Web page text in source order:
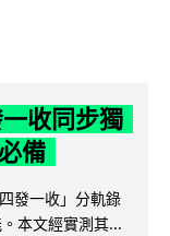
收同步獨
備
發一收」分軌錄
本文經實測其...